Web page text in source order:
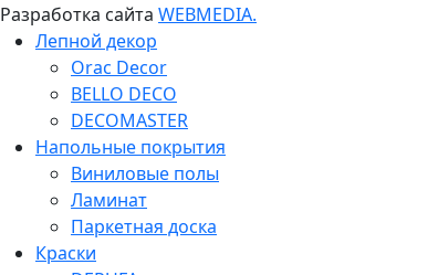
Разработка сайта WEBMEDIA.
Лепной декор
Orac Decor
BELLO DECO
DECOMASTER
Напольные покрытия
Виниловые полы
Ламинат
Паркетная доска
Краски